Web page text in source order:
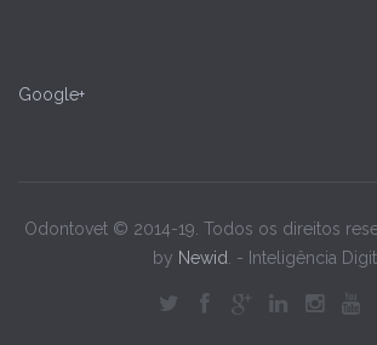
Google+
Odontovet © 2014-19. Todos os direitos
by Newid. - Inteligência